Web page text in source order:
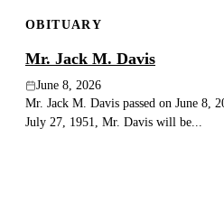
OBITUARY
Mr. Jack M. Davis
June 8, 2026
Mr. Jack M. Davis passed on June 8,
July 27, 1951, Mr. Davis will be...